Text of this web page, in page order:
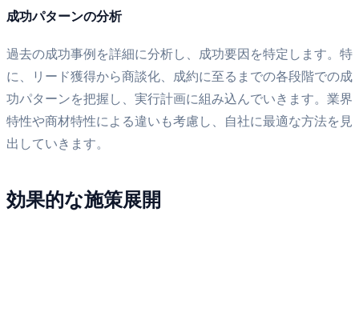
成功パターンの分析
過去の成功事例を詳細に分析し、成功要因を特定します。特
に、リード獲得から商談化、成約に至るまでの各段階での成
功パターンを把握し、実行計画に組み込んでいきます。業界
特性や商材特性による違いも考慮し、自社に最適な方法を見
出していきます。
効果的な施策展開